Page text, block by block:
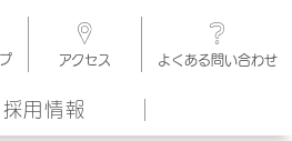
アクセス よくある問い合わせ
採用情報